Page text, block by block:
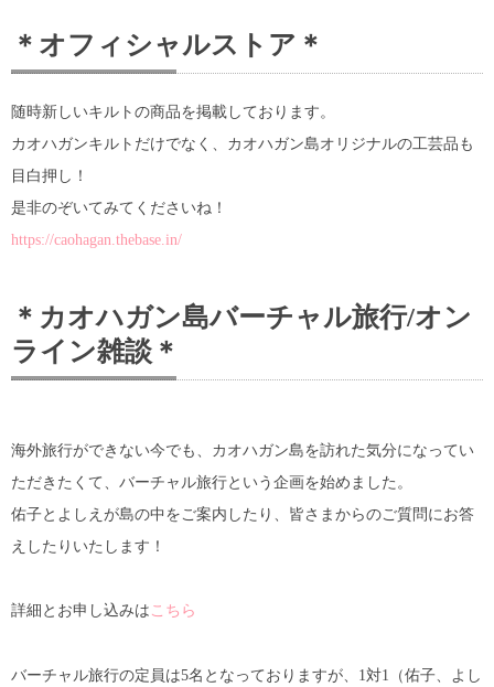
＊オフィシャルストア＊
随時新しいキルトの商品を掲載しております。
カオハガンキルトだけでなく、カオハガン島オリジナルの工芸品も
目白押し！
是非のぞいてみてくださいね！
https://caohagan.thebase.in/
＊カオハガン島バーチャル旅行/オン
ライン雑談＊
海外旅行ができない今でも、カオハガン島を訪れた気分になってい
ただきたくて、バーチャル旅行という企画を始めました。
佑子とよしえが島の中をご案内したり、皆さまからのご質問にお答
えしたりいたします！
詳細とお申し込みは こちら
バーチャル旅行の定員は5名となっておりますが、1対1（佑子、よし